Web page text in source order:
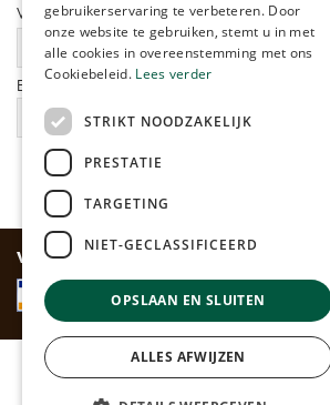
Voornaam: Achternaam:
E-mailadres:
Veilig betalen
Algemene voorwaarden
© Huis- en Tuincentrum
gebruikerservaring te verbeteren. Door
onze website te gebruiken, stemt u in met
alle cookies in overeenstemming met ons
Cookiebeleid. Lees verder
STRIKT NOODZAKELIJK
PRESTATIE
TARGETING
NIET-GECLASSIFICEERD
OPSLAAN EN SLUITEN
ALLES AFWIJZEN